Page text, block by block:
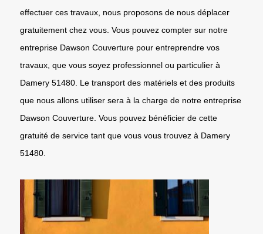
effectuer ces travaux, nous proposons de nous déplacer
gratuitement chez vous. Vous pouvez compter sur notre
entreprise Dawson Couverture pour entreprendre vos
travaux, que vous soyez professionnel ou particulier à
Damery 51480. Le transport des matériels et des produits
que nous allons utiliser sera à la charge de notre entreprise
Dawson Couverture. Vous pouvez bénéficier de cette
gratuité de service tant que vous vous trouvez à Damery
51480.